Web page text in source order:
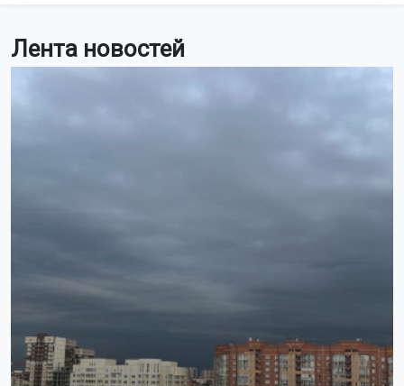
Лента новостей